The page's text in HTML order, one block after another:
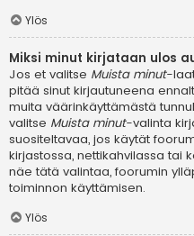
Ylös
Miksi minut kirjataan ulos
Jos et valitse Muista minut-
pitää sinut kirjautuneena
muita väärinkäyttämästä
valitse Muista minut-valinta
suositeltavaa, jos käytät
kirjastossa, nettikahvilassa tai
näe tätä valintaa, foorumin
toiminnon käyttämisen.
Ylös